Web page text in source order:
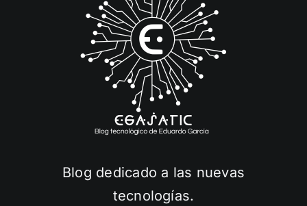
Blog dedicado a las nuevas
tecnologías.